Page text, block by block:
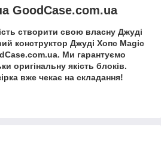
GoodCase.com.ua
створити свою власну Джуді
конструктор Джуді Хопс Magic
Ми гарантуємо
оригінальну якість блоків.
вже чекає на складання!